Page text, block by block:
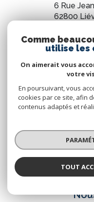
6 Rue
62800
Comme
utilise les
On aimerait vous
votre
En poursuivant, vous
cookies par ce site, afin
contenus adaptés et
TOUT